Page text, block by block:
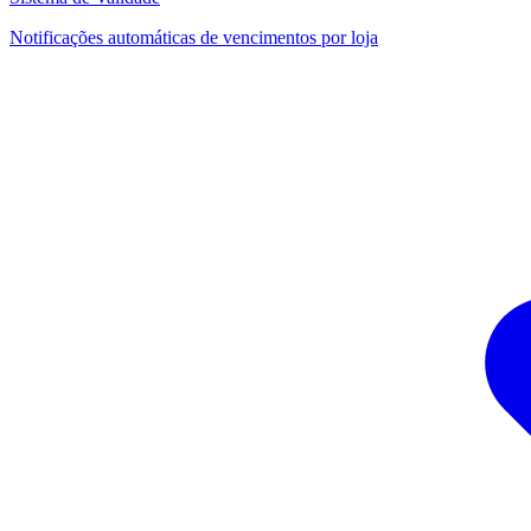
Notificações automáticas de vencimentos por loja